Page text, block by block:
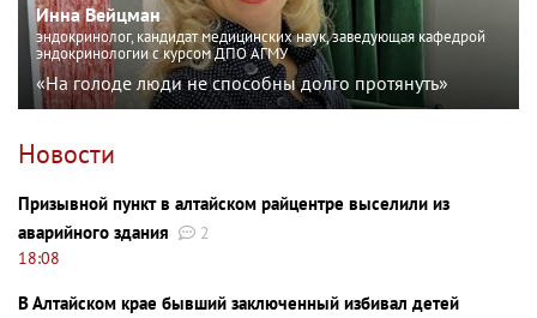
Инна Вейцман
эндокринолог, кандидат медицинских наук, заведующая кафедрой
эндокринологии с курсом ДПО АГМУ
«На голоде люди не способны долго протянуть»
Новости
Призывной пункт в алтайском райцентре выселили из
аварийного здания
2
18:08
В Алтайском крае бывший заключенный избивал детей